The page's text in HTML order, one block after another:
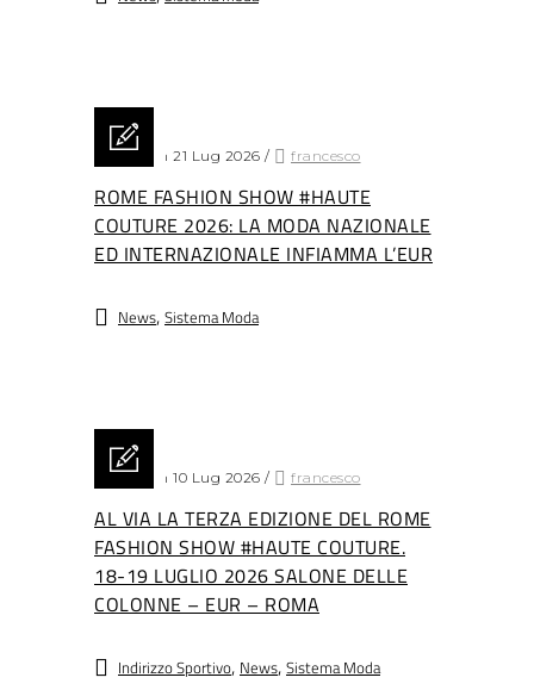
Posted on 21 Lug 2026 / francesco
ROME FASHION SHOW #HAUTE
COUTURE 2026: LA MODA NAZIONALE
ED INTERNAZIONALE INFIAMMA L’EUR
News, Sistema Moda
Posted on 10 Lug 2026 / francesco
AL VIA LA TERZA EDIZIONE DEL ROME
FASHION SHOW #HAUTE COUTURE.
18-19 LUGLIO 2026 SALONE DELLE
COLONNE – EUR – ROMA
Indirizzo Sportivo, News, Sistema Moda